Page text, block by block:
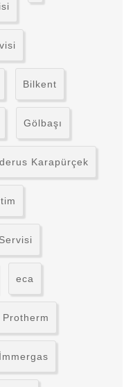
Bilkent
Gölbaşı
Karapürçek
eca
Protherm
İmmergas